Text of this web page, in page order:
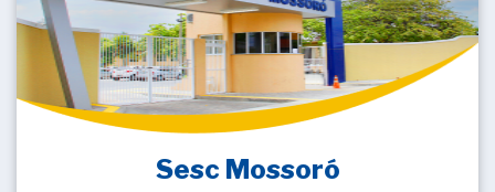
Sesc Mossoró